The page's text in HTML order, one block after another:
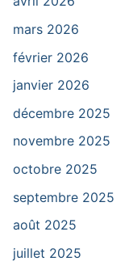
mars 2026
février 2026
janvier 2026
décembre 2025
novembre 2025
octobre 2025
septembre 2025
août 2025
juillet 2025